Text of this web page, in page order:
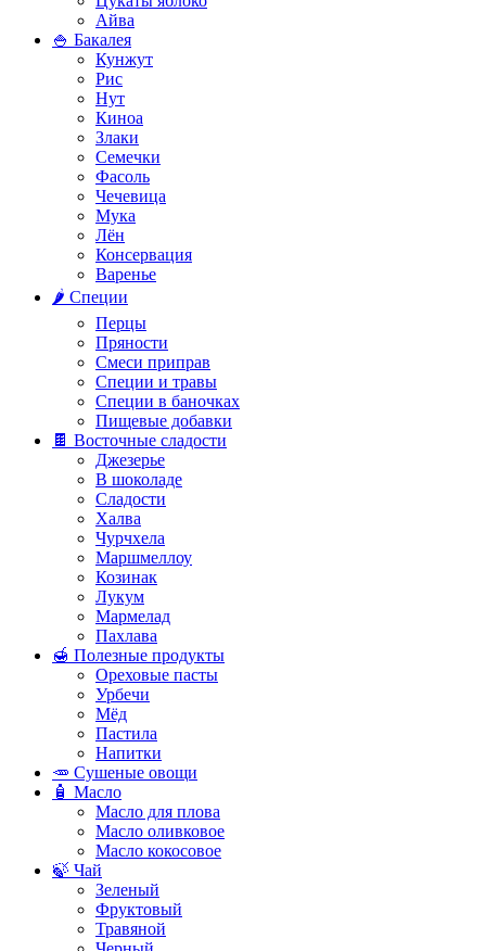
Айва
🍚 Бакалея
Кунжут
Рис
Нут
Киноа
Злаки
Семечки
Фасоль
Чечевица
Мука
Лён
Консервация
Варенье
🌶️ Специи
Перцы
Пряности
Смеси приправ
Специи и травы
Специи в баночках
Пищевые добавки
🍫 Восточные сладости
Джезерье
В шоколаде
Сладости
Халва
Чурчхела
Маршмеллоу
Козинак
Лукум
Мармелад
Пахлава
🍯 Полезные продукты
Ореховые пасты
Урбечи
Мёд
Пастила
Напитки
🥕 Сушеные овощи
🧴 Масло
Масло для плова
Масло оливковое
Масло кокосовое
🍃 Чай
Зеленый
Фруктовый
Травяной